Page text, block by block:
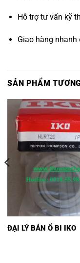
Hỗ trợ tư vấn kỹ
Giao hàng
SẢN PHẨM
ĐẠI LÝ BÁN Ổ BI IKO